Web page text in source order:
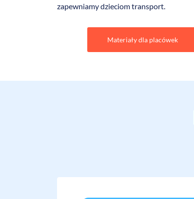
zapewniamy dzieciom transport.
Materiały dla placówek